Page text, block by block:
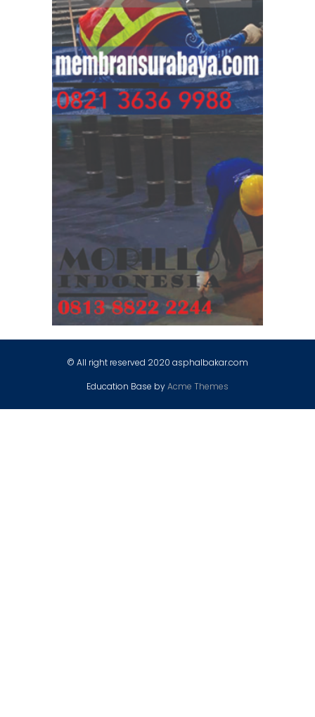
© All right reserved 2020 asphalbakar.com
Education Base byAcme Themes